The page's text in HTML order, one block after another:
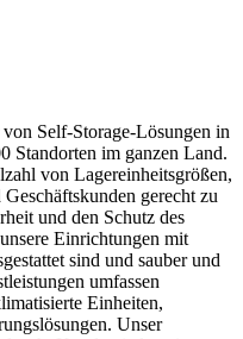
Self-Storage-Lösungen in
Standorten im ganzen Land.
von Lagereinheitsgrößen,
gerecht zu
und den Schutz des
Einrichtungen mit
sind und sauber und
umfassen
Einheiten,
Unser